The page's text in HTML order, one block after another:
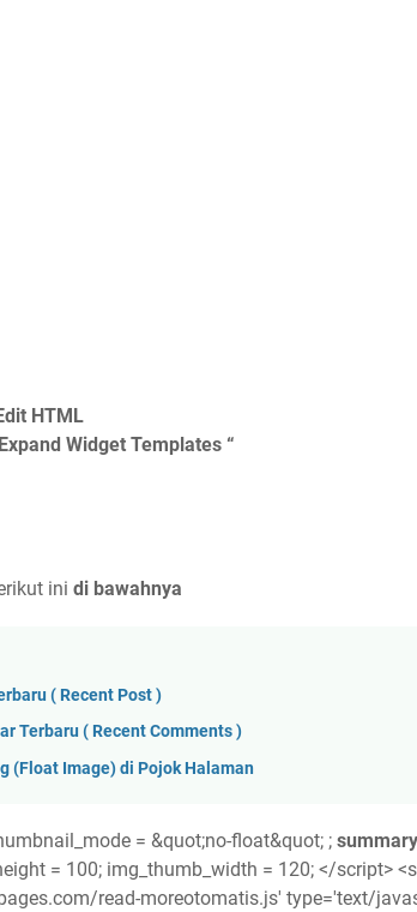
HTML
Widget Templates “
ini di bawahnya
( Recent Post )
Terbaru ( Recent Comments )
(Float Image) di Pojok Halaman
= &quot;no-float&quot; ;
= 100; img_thumb_width = 120; </script>
read-moreotomatis.js' type='text/